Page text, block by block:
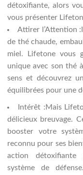
détoxifiante, alors
vous présenter
Attirer l’Attention
de thé chaude,
miel. Lifetone vous
unique avec son thé
sens et découvrez
équilibrées pour une
Intérêt :Mais
délicieux breuvage.
booster votre
reconnu pour ses
action détoxifiante
système de